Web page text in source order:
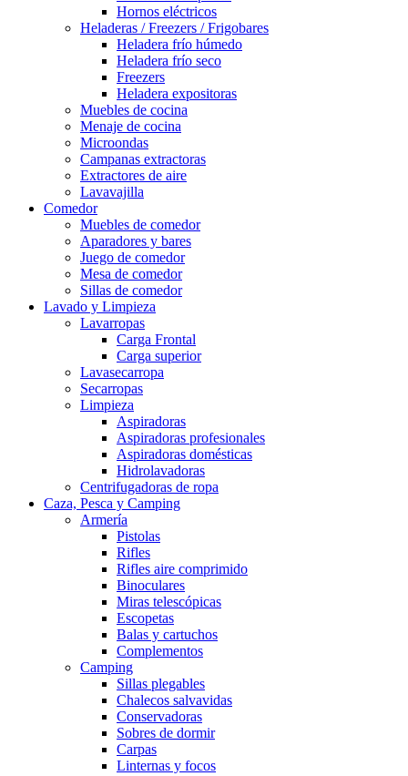
Hornos eléctricos
Heladeras / Freezers / Frigobares
Heladera frío húmedo
Heladera frío seco
Freezers
Heladera expositoras
Muebles de cocina
Menaje de cocina
Microondas
Campanas extractoras
Extractores de aire
Lavavajilla
Comedor
Muebles de comedor
Aparadores y bares
Juego de comedor
Mesa de comedor
Sillas de comedor
Lavado y Limpieza
Lavarropas
Carga Frontal
Carga superior
Lavasecarropa
Secarropas
Limpieza
Aspiradoras
Aspiradoras profesionales
Aspiradoras domésticas
Hidrolavadoras
Centrifugadoras de ropa
Caza, Pesca y Camping
Armería
Pistolas
Rifles
Rifles aire comprimido
Binoculares
Miras telescópicas
Escopetas
Balas y cartuchos
Complementos
Camping
Sillas plegables
Chalecos salvavidas
Conservadoras
Sobres de dormir
Carpas
Linternas y focos